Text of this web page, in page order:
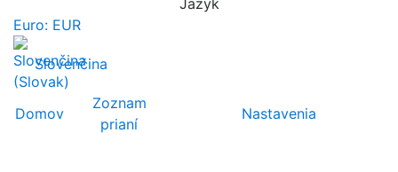
Jazyk
Euro: EUR
Slovenčina
Domov
Zoznam
prianí
Nastavenia